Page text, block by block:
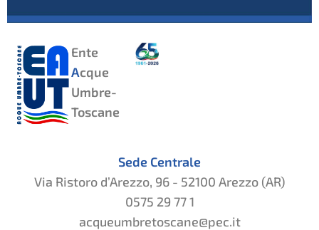
Ente
Acque
Umbre-
Toscane
Sede Centrale
Via Ristoro d’Arezzo, 96 - 52100 Arezzo (AR)
0575 29 77 1
acqueumbretoscane@pec.it